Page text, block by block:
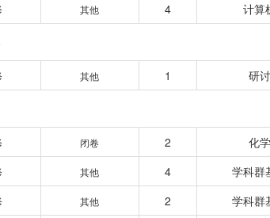
其他 4 计算
其他 1 研
闭卷 2
化
其他 4
学科群
其他 2
学科群